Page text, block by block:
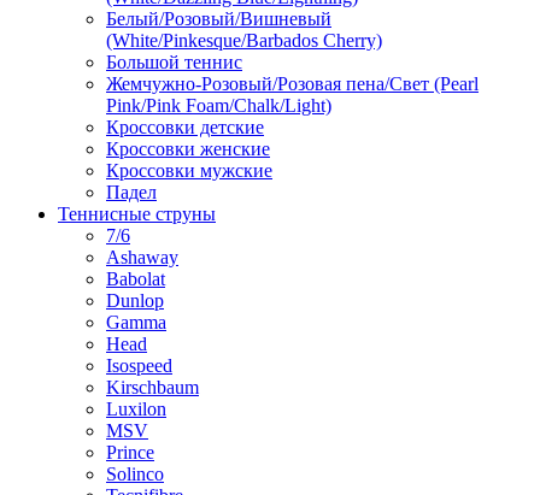
Белый/Розовый/Вишневый
(White/Pinkesque/Barbados Cherry)
Большой теннис
Жемчужно-Розовый/Розовая пена/Свет (Pearl
Pink/Pink Foam/Chalk/Light)
Кроссовки детские
Кроссовки женские
Кроссовки мужские
Падел
Теннисные струны
7/6
Ashaway
Babolat
Dunlop
Gamma
Head
Isospeed
Kirschbaum
Luxilon
MSV
Prince
Solinco